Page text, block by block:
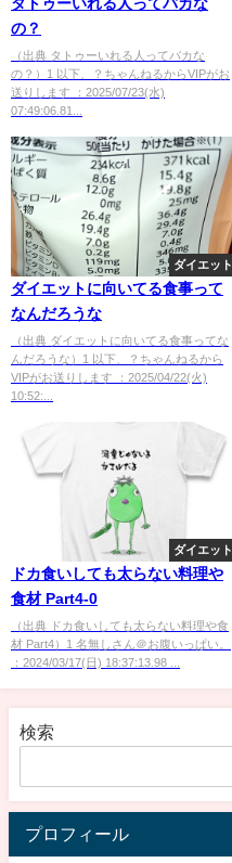
タトゥーいれる人ってバカな
の？
（出典 タトゥーいれる人ってバカな
の？）1 以下、？ちゃんねるからVIPがお
送りします ：2025/07/23(水)
07:49:06.81...
ダイエット
ダイエットに向いてる食事って
なんだろうな
（出典 ダイエットに向いてる食事ってな
んだろうな）1 以下、？ちゃんねるから
VIPがお送りします ：2025/04/22(火)
10:52:...
ダイエット
ドカ食いしても太らない料理や
食材 Part4-0
（出典 ドカ食いしても太らない料理や食
材 Part4）1 名無しさん＠お腹いっぱい。
：2024/03/17(日) 18:37:13.98 ...
検索
プロフィール